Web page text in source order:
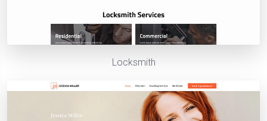
Locksmith